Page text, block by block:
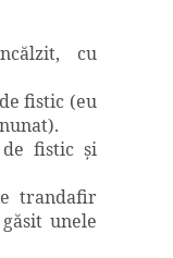
cu
fistic (eu
fistic şi
trandafir
unele